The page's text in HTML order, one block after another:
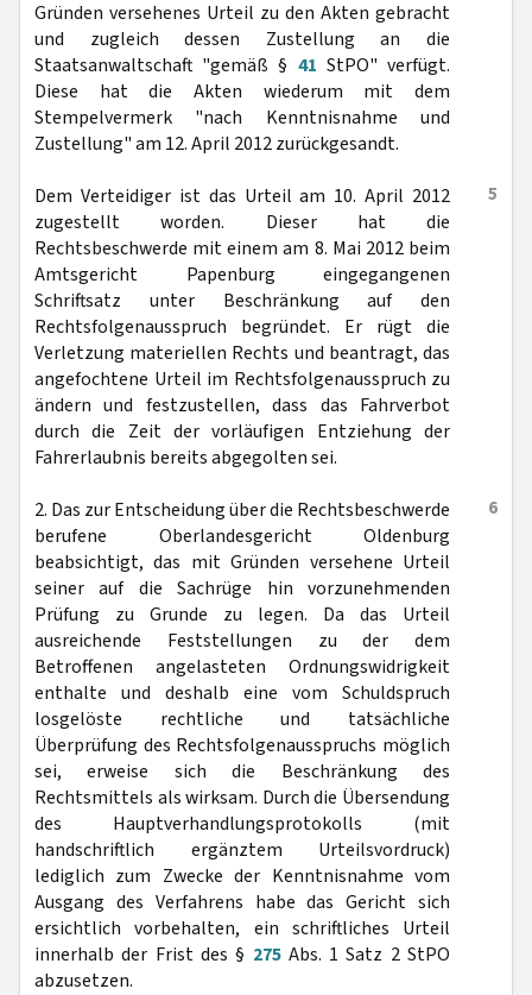
Gründen versehenes Urteil zu den Akten gebracht
und zugleich dessen Zustellung an die
Staatsanwaltschaft "gemäß § 41 StPO" verfügt.
Diese hat die Akten wiederum mit dem
Stempelvermerk "nach Kenntnisnahme und
Zustellung" am 12. April 2012 zurückgesandt.
5
Dem Verteidiger ist das Urteil am 10. April 2012
zugestellt worden. Dieser hat die
Rechtsbeschwerde mit einem am 8. Mai 2012 beim
Amtsgericht Papenburg eingegangenen
Schriftsatz unter Beschränkung auf den
Rechtsfolgenausspruch begründet. Er rügt die
Verletzung materiellen Rechts und beantragt, das
angefochtene Urteil im Rechtsfolgenausspruch zu
ändern und festzustellen, dass das Fahrverbot
durch die Zeit der vorläufigen Entziehung der
Fahrerlaubnis bereits abgegolten sei.
6
2. Das zur Entscheidung über die Rechtsbeschwerde
berufene Oberlandesgericht Oldenburg
beabsichtigt, das mit Gründen versehene Urteil
seiner auf die Sachrüge hin vorzunehmenden
Prüfung zu Grunde zu legen. Da das Urteil
ausreichende Feststellungen zu der dem
Betroffenen angelasteten Ordnungswidrigkeit
enthalte und deshalb eine vom Schuldspruch
losgelöste rechtliche und tatsächliche
Überprüfung des Rechtsfolgenausspruchs möglich
sei, erweise sich die Beschränkung des
Rechtsmittels als wirksam. Durch die Übersendung
des Hauptverhandlungsprotokolls (mit
handschriftlich ergänztem Urteilsvordruck)
lediglich zum Zwecke der Kenntnisnahme vom
Ausgang des Verfahrens habe das Gericht sich
ersichtlich vorbehalten, ein schriftliches Urteil
innerhalb der Frist des § 275Abs. 1 Satz 2 StPO
abzusetzen.